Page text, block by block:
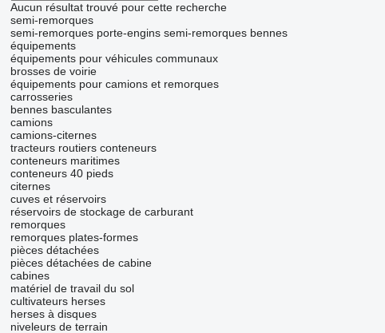
Aucun résultat trouvé pour cette recherche
semi-remorques
semi-remorques porte-engins semi-remorques bennes
équipements
équipements pour véhicules communaux
brosses de voirie
équipements pour camions et remorques
carrosseries
bennes basculantes
camions
camions-citernes
tracteurs routiers conteneurs
conteneurs maritimes
conteneurs 40 pieds
citernes
cuves et réservoirs
réservoirs de stockage de carburant
remorques
remorques plates-formes
pièces détachées
pièces détachées de cabine
cabines
matériel de travail du sol
cultivateurs herses
herses à disques
niveleurs de terrain